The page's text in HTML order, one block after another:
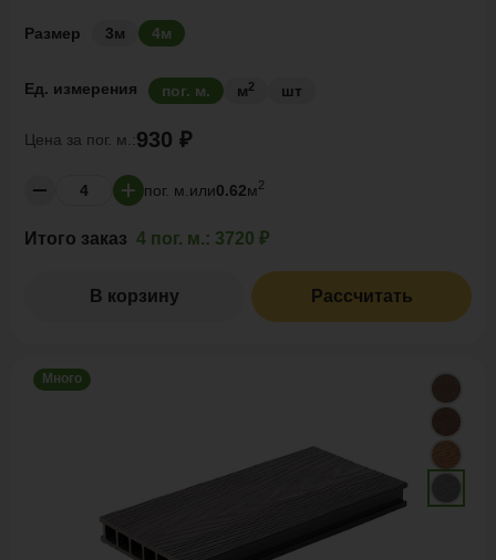
Размер 3м 4м
Ед. измерения пог. м. м2 шт
Цена за пог. м.:930 ₽
пог. м. или0.62м2
Итого заказ 4 пог. м.: 3720 ₽
В корзину Рассчитать
Много